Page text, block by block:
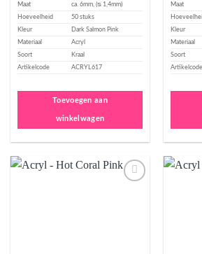
Maat
ca. 6mm, (ᴓ 1,4mm)
Hoeveelheid
50 stuks
Kleur
Dark Salmon Pink
Materiaal
Acryl
Soort
Kraal
Artikelcode
ACRYL617
Toevoegen aan
winkelwagen
Maat
Kleur
Materiaal
Soort
Artikelcode